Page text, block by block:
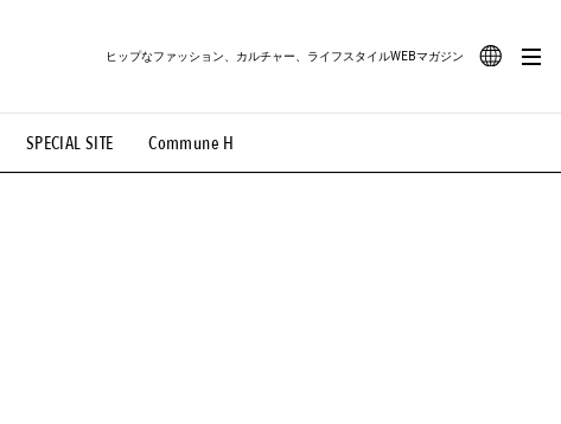
SPECIAL SITE Commune H
ヒップなファッション、カルチャー、ライフスタイルWEBマガジン
#路地裏てぃーん。 #MONTHLY JOURNAL
#MOVIE #LIFESTYLE #SNEAKER #OUTDOOR